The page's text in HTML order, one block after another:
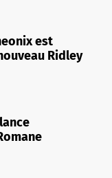
est
Ridley